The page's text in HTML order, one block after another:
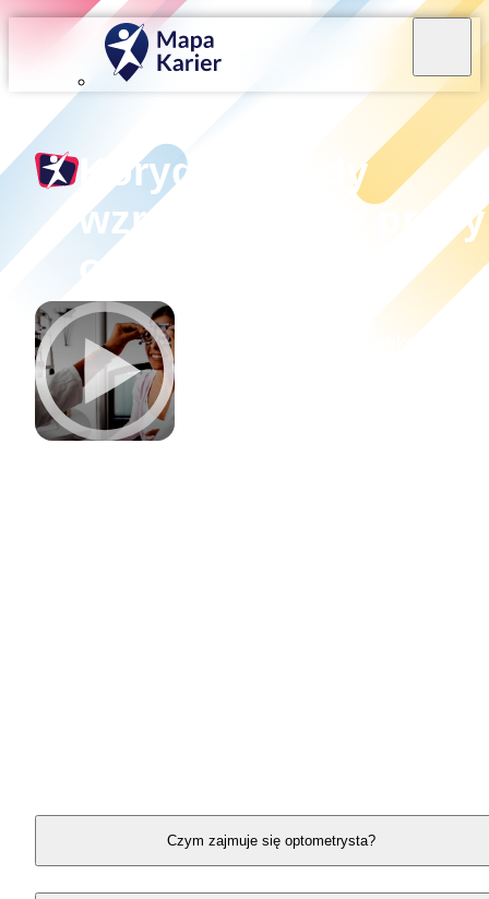
Koryguję wady
wzroku, czyli o pracy
optometrysty
O czym rozmawialiśmy?
Ciągnie Cię do branży medycznej, ale niekoniecznie
chcesz zostać lekarzem/lekarką? Lubisz przedmioty
ścisłe i przyrodnicze oraz pracę z najnowszą
aparaturą? Chcesz na co dzień kontaktować się z
ludźmi i realnie im pomagać? Liczysz na
Czym zajmuje się optometrysta?